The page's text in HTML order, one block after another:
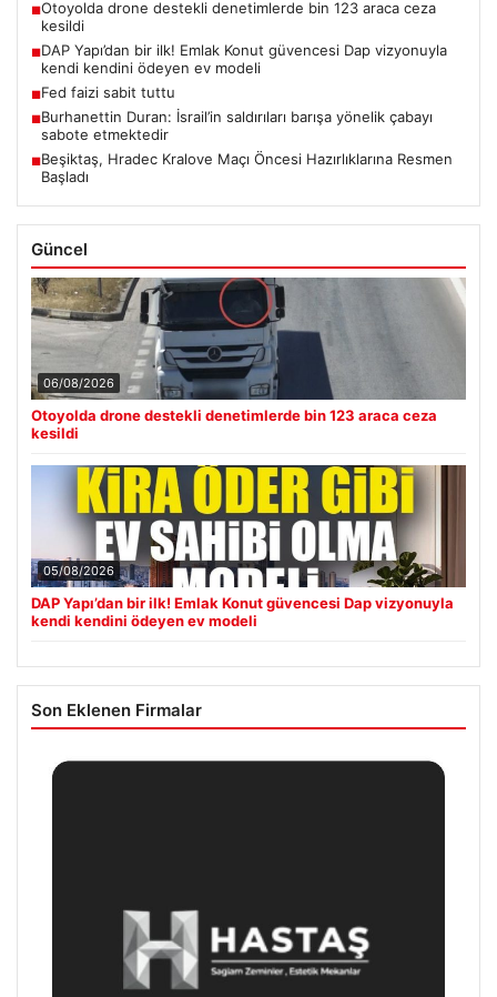
■Otoyolda drone destekli denetimlerde bin 123 araca ceza
kesildi
■DAP Yapı’dan bir ilk! Emlak Konut güvencesi Dap vizyonuyla
kendi kendini ödeyen ev modeli
■Fed faizi sabit tuttu
■Burhanettin Duran: İsrail’in saldırıları barışa yönelik çabayı
sabote etmektedir
■Beşiktaş, Hradec Kralove Maçı Öncesi Hazırlıklarına Resmen
Başladı
Güncel
06/08/2026
Otoyolda drone destekli denetimlerde bin 123 araca ceza
kesildi
05/08/2026
DAP Yapı’dan bir ilk! Emlak Konut güvencesi Dap vizyonuyla
kendi kendini ödeyen ev modeli
Son Eklenen Firmalar